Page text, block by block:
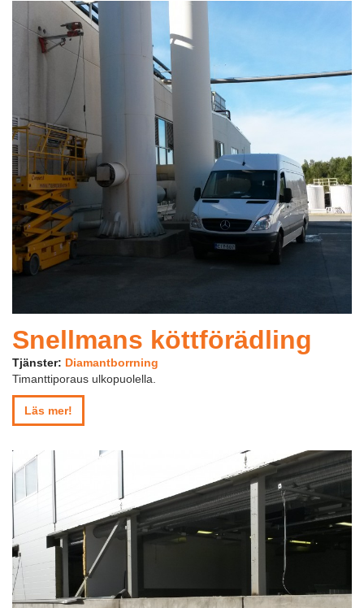
Snellmans köttförädling
Tjänster: Diamantborrning
Timanttiporaus ulkopuolella.
Läs mer!